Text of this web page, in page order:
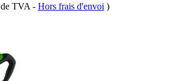
TVA - Hors frais d'envoi )